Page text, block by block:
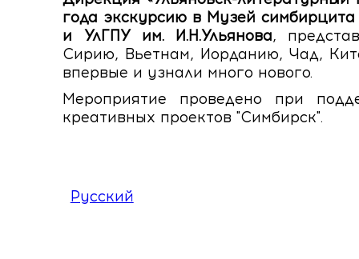
года экскурсию в Музей
и УлГПУ им. И.Н.Ульянова,
Сирию, Вьетнам, Иорданию, Чад,
впервые и узнали много нового.
Мероприятие проведено при
креативных проектов "Симбирск".
Русский